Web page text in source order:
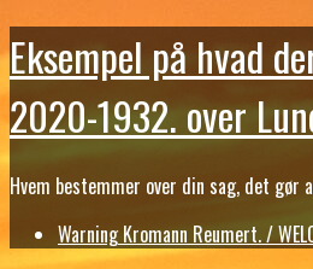
Eksempel på hvad
2020-1932. over
Hvem bestemmer over din sag, det gør
Warning Kromann Reumert. /